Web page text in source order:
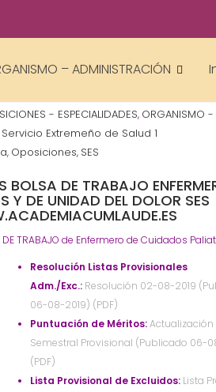
– ADMINISTRACIÓN
- ESPECIALIDADES, ORGANISMO -
Servicio Extremeño de Salud 1
, Oposiciones, SES
BOLSA DE TRABAJO
Y DE UNIDAD DEL DOLOR SES
DE TRABAJO de Enfermero de Cuidados
Resolución Listas Provisionales
Adm./Exc.: Resolución 02-08-2019
06-08-2019) (PDF)
Puntuación de Méritos:Actualización
Semestral Provisional (Publicado 06-
(PDF)
Lista Provisional de Excluidos: Lista